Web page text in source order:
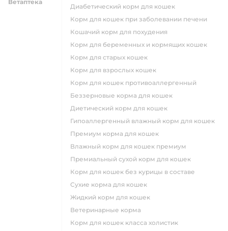
Ветаптека
диабетический корм для кошек
корм для кошек при заболевании печени
кошачий корм для похудения
корм для беременных и кормящих кошек
корм для старых кошек
корм для взрослых кошек
корм для кошек противоаллергенный
беззерновые корма для кошек
диетический корм для кошек
гипоаллергенный влажный корм для кошек
премиум корма для кошек
влажный корм для кошек премиум
премиальный сухой корм для кошек
корм для кошек без курицы в составе
сухие корма для кошек
жидкий корм для кошек
ветеринарные корма
корм для кошек класса холистик